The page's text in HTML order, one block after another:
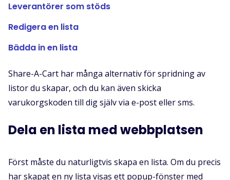
Leverantörer som stöds
Redigera en lista
Bädda in en lista
Share-A-Cart har många alternativ för spridning av
listor du skapar, och du kan även skicka
varukorgskoden till dig själv via e-post eller sms.
Dela en lista med webbplatsen
Först måste du naturligtvis skapa en lista. Om du precis
har skapat en ny lista visas ett popup-fönster med